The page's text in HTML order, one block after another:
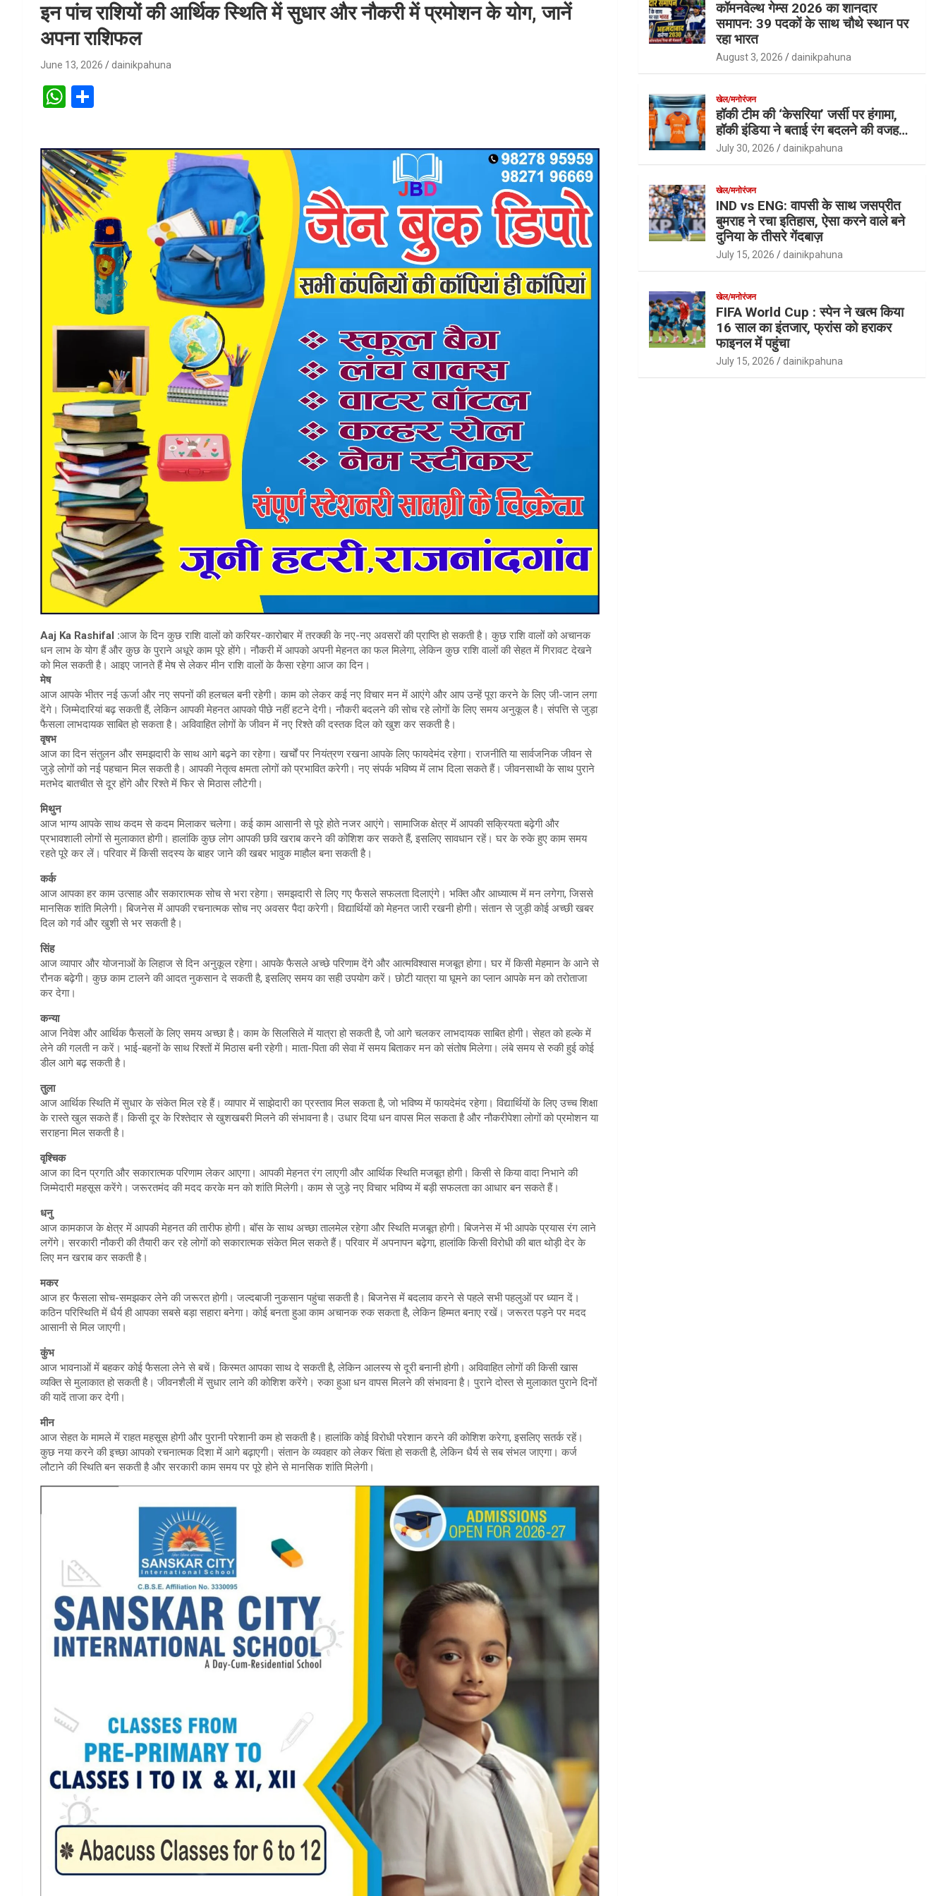
इन पांच राशियों की आर्थिक स्थिति में सुधार और नौकरी में प्रमोशन के योग, जानें
अपना राशिफल
June 13, 2026 dainikpahuna
W
at
s
A
p
p
ar
e
Aaj Ka Rashifal :आज के दिन कुछ राशि वालों को करियर-कारोबार में तरक्की के नए-नए अवसरों की प्राप्ति हो सकती है। कुछ राशि वालों को अचानक
धन लाभ के योग हैं और कुछ के पुराने अधूरे काम पूरे होंगे। नौकरी में आपको अपनी मेहनत का फल मिलेगा, लेकिन कुछ राशि वालों की सेहत में गिरावट देखने
को मिल सकती है। आइए जानते हैं मेष से लेकर मीन राशि वालों के कैसा रहेगा आज का दिन।
मेष
आज आपके भीतर नई ऊर्जा और नए सपनों की हलचल बनी रहेगी। काम को लेकर कई नए विचार मन में आएंगे और आप उन्हें पूरा करने के लिए जी-जान लगा
देंगे। जिम्मेदारियां बढ़ सकती हैं, लेकिन आपकी मेहनत आपको पीछे नहीं हटने देगी। नौकरी बदलने की सोच रहे लोगों के लिए समय अनुकूल है। संपत्ति से जुड़ा
फैसला लाभदायक साबित हो सकता है। अविवाहित लोगों के जीवन में नए रिश्ते की दस्तक दिल को खुश कर सकती है।
वृषभ
आज का दिन संतुलन और समझदारी के साथ आगे बढ़ने का रहेगा। खर्चों पर नियंत्रण रखना आपके लिए फायदेमंद रहेगा। राजनीति या सार्वजनिक जीवन से
जुड़े लोगों को नई पहचान मिल सकती है। आपकी नेतृत्व क्षमता लोगों को प्रभावित करेगी। नए संपर्क भविष्य में लाभ दिला सकते हैं। जीवनसाथी के साथ पुराने
मतभेद बातचीत से दूर होंगे और रिश्ते में फिर से मिठास लौटेगी।
मिथुन
आज भाग्य आपके साथ कदम से कदम मिलाकर चलेगा। कई काम आसानी से पूरे होते नजर आएंगे। सामाजिक क्षेत्र में आपकी सक्रियता बढ़ेगी और
प्रभावशाली लोगों से मुलाकात होगी। हालांकि कुछ लोग आपकी छवि खराब करने की कोशिश कर सकते हैं, इसलिए सावधान रहें। घर के रुके हुए काम समय
रहते पूरे कर लें। परिवार में किसी सदस्य के बाहर जाने की खबर भावुक माहौल बना सकती है।
कर्क
आज आपका हर काम उत्साह और सकारात्मक सोच से भरा रहेगा। समझदारी से लिए गए फैसले सफलता दिलाएंगे। भक्ति और आध्यात्म में मन लगेगा, जिससे
मानसिक शांति मिलेगी। बिजनेस में आपकी रचनात्मक सोच नए अवसर पैदा करेगी। विद्यार्थियों को मेहनत जारी रखनी होगी। संतान से जुड़ी कोई अच्छी खबर
दिल को गर्व और खुशी से भर सकती है।
सिंह
आज व्यापार और योजनाओं के लिहाज से दिन अनुकूल रहेगा। आपके फैसले अच्छे परिणाम देंगे और आत्मविश्वास मजबूत होगा। घर में किसी मेहमान के आने से
रौनक बढ़ेगी। कुछ काम टालने की आदत नुकसान दे सकती है, इसलिए समय का सही उपयोग करें। छोटी यात्रा या घूमने का प्लान आपके मन को तरोताजा
कर देगा।
कन्या
आज निवेश और आर्थिक फैसलों के लिए समय अच्छा है। काम के सिलसिले में यात्रा हो सकती है, जो आगे चलकर लाभदायक साबित होगी। सेहत को हल्के में
लेने की गलती न करें। भाई-बहनों के साथ रिश्तों में मिठास बनी रहेगी। माता-पिता की सेवा में समय बिताकर मन को संतोष मिलेगा। लंबे समय से रुकी हुई कोई
डील आगे बढ़ सकती है।
तुला
आज आर्थिक स्थिति में सुधार के संकेत मिल रहे हैं। व्यापार में साझेदारी का प्रस्ताव मिल सकता है, जो भविष्य में फायदेमंद रहेगा। विद्यार्थियों के लिए उच्च शिक्षा
के रास्ते खुल सकते हैं। किसी दूर के रिश्तेदार से खुशखबरी मिलने की संभावना है। उधार दिया धन वापस मिल सकता है और नौकरीपेशा लोगों को प्रमोशन या
सराहना मिल सकती है।
वृश्चिक
आज का दिन प्रगति और सकारात्मक परिणाम लेकर आएगा। आपकी मेहनत रंग लाएगी और आर्थिक स्थिति मजबूत होगी। किसी से किया वादा निभाने की
जिम्मेदारी महसूस करेंगे। जरूरतमंद की मदद करके मन को शांति मिलेगी। काम से जुड़े नए विचार भविष्य में बड़ी सफलता का आधार बन सकते हैं।
धनु
आज कामकाज के क्षेत्र में आपकी मेहनत की तारीफ होगी। बॉस के साथ अच्छा तालमेल रहेगा और स्थिति मजबूत होगी। बिजनेस में भी आपके प्रयास रंग लाने
लगेंगे। सरकारी नौकरी की तैयारी कर रहे लोगों को सकारात्मक संकेत मिल सकते हैं। परिवार में अपनापन बढ़ेगा, हालांकि किसी विरोधी की बात थोड़ी देर के
लिए मन खराब कर सकती है।
मकर
आज हर फैसला सोच-समझकर लेने की जरूरत होगी। जल्दबाजी नुकसान पहुंचा सकती है। बिजनेस में बदलाव करने से पहले सभी पहलुओं पर ध्यान दें।
कठिन परिस्थिति में धैर्य ही आपका सबसे बड़ा सहारा बनेगा। कोई बनता हुआ काम अचानक रुक सकता है, लेकिन हिम्मत बनाए रखें। जरूरत पड़ने पर मदद
आसानी से मिल जाएगी।
कुंभ
आज भावनाओं में बहकर कोई फैसला लेने से बचें। किस्मत आपका साथ दे सकती है, लेकिन आलस्य से दूरी बनानी होगी। अविवाहित लोगों की किसी खास
व्यक्ति से मुलाकात हो सकती है। जीवनशैली में सुधार लाने की कोशिश करेंगे। रुका हुआ धन वापस मिलने की संभावना है। पुराने दोस्त से मुलाकात पुराने दिनों
की यादें ताजा कर देगी।
मीन
आज सेहत के मामले में राहत महसूस होगी और पुरानी परेशानी कम हो सकती है। हालांकि कोई विरोधी परेशान करने की कोशिश करेगा, इसलिए सतर्क रहें।
कुछ नया करने की इच्छा आपको रचनात्मक दिशा में आगे बढ़ाएगी। संतान के व्यवहार को लेकर चिंता हो सकती है, लेकिन धैर्य से सब संभल जाएगा। कर्ज
लौटाने की स्थिति बन सकती है और सरकारी काम समय पर पूरे होने से मानसिक शांति मिलेगी।
कॉमनवेल्थ गेम्स 2026 का शानदार
समापन: 39 पदकों के साथ चौथे स्थान पर
रहा भारत
August 3, 2026 dainikpahuna
खेल/मनोरंजन
हॉकी टीम की ‘केसरिया’ जर्सी पर हंगामा,
हॉकी इंडिया ने बताई रंग बदलने की वजह…
July 30, 2026 dainikpahuna
खेल/मनोरंजन
IND vs ENG: वापसी के साथ जसप्रीत
बुमराह ने रचा इतिहास, ऐसा करने वाले बने
दुनिया के तीसरे गेंदबाज़
July 15, 2026 dainikpahuna
खेल/मनोरंजन
FIFA World Cup : स्पेन ने खत्म किया
16 साल का इंतजार, फ्रांस को हराकर
फाइनल में पहुंचा
July 15, 2026 dainikpahuna